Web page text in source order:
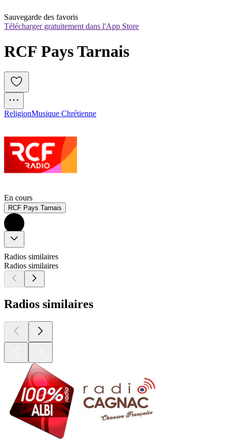
Sauvegarde des favoris
Télécharger gratuitement dans l'App Store
RCF Pays Tarnais
ReligionMusique Chrétienne
En cours
RCF Pays Tarnais
Radios similaires
Radios similaires
Radios similaires